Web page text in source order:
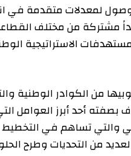
لمعدلات متقدمة في انضباط
من مختلف القطاعات
الاستراتيجية الوطنية
الكوادر الوطنية والتي
أبرز العوامل التي تعزز
تساهم في التخطيط
من التحديات وطرح الحلول